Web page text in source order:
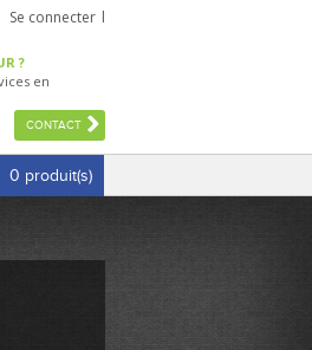
Se connecter
?
en
CONTACT
0 produit(s)